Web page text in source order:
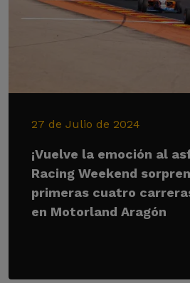
27 de Julio de 2024
¡Vuelve la emoción al
Racing Weekend
primeras cuatro
en Motorland Aragón